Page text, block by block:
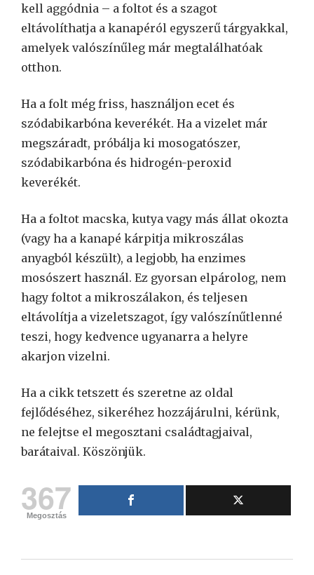
kell aggódnia – a foltot és a szagot
eltávolíthatja a kanapéról egyszerű tárgyakkal,
amelyek valószínűleg már megtalálhatóak
otthon.
Ha a folt még friss, használjon ecet és
szódabikarbóna keverékét. Ha a vizelet már
megszáradt, próbálja ki mosogatószer,
szódabikarbóna és hidrogén-peroxid
keverékét.
Ha a foltot macska, kutya vagy más állat okozta
(vagy ha a kanapé kárpitja mikroszálas
anyagból készült), a legjobb, ha enzimes
mosószert használ. Ez gyorsan elpárolog, nem
hagy foltot a mikroszálakon, és teljesen
eltávolítja a vizeletszagot, így valószínűtlenné
teszi, hogy kedvence ugyanarra a helyre
akarjon vizelni.
Ha a cikk tetszett és szeretne az oldal
fejlődéséhez, sikeréhez hozzájárulni, kérünk,
ne felejtse el megosztani családtagjaival,
barátaival. Köszönjük.
367
Megosztás